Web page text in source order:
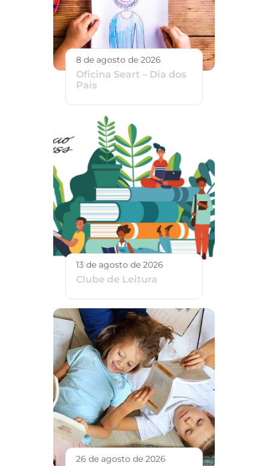
8 de agosto de 2026
Oficina Seart – Dia dos
Pais
13 de agosto de 2026
Clube de Leitura
26 de agosto de 2026